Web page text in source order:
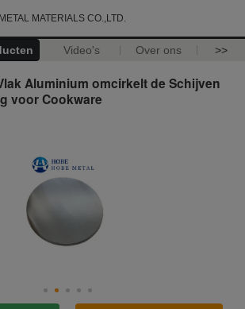
MATERIALS CO.,LTD.
Video's Over ons >>
Aluminium omcirkelt de Schijven
voor Cookware